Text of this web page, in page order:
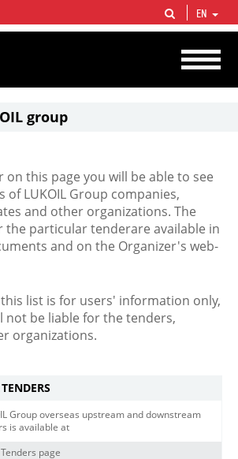
oil & gas vertical integrated companies in the world
crude production and circa 1% of proved hydrocarbon
EN
group
on this page you will be able to see
LUKOIL Group companies,
and other organizations. The
particular tenderare available in
and on the Organizer's web-
list is for users' information only,
not be liable for the tenders,
organizations.
Group overseas upstream and downstream
is available at
page